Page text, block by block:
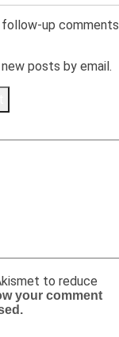
up comments
posts by email.
to reduce
your comment